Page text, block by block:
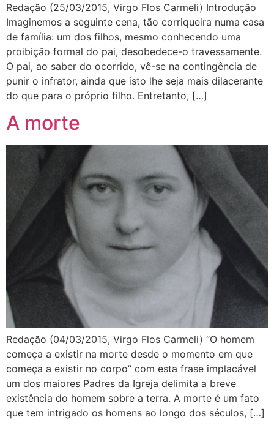
Redação (25/03/2015, Virgo Flos Carmeli) Introdução
Imaginemos a seguinte cena, tão corriqueira numa casa
de família: um dos filhos, mesmo conhecendo uma
proibição formal do pai, desobedece-o travessamente.
O pai, ao saber do ocorrido, vê-se na contingência de
punir o infrator, ainda que isto lhe seja mais dilacerante
do que para o próprio filho. Entretanto, […]
A morte
Redação (04/03/2015, Virgo Flos Carmeli) “O homem
começa a existir na morte desde o momento em que
começa a existir no corpo” com esta frase implacável
um dos maiores Padres da Igreja delimita a breve
existência do homem sobre a terra. A morte é um fato
que tem intrigado os homens ao longo dos séculos, […]